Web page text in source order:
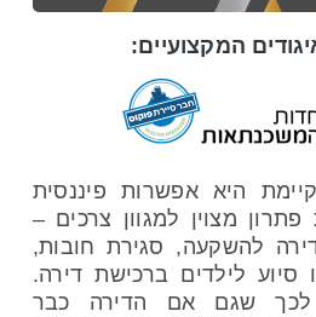
המקצועיים:
היא אפשרות פיננסית
מצוין למגוון צרכים –
להשקעה, סגירת חובות,
סיוע לילדים ברכישת דירה.
לכך שגם אם הדירה כבר